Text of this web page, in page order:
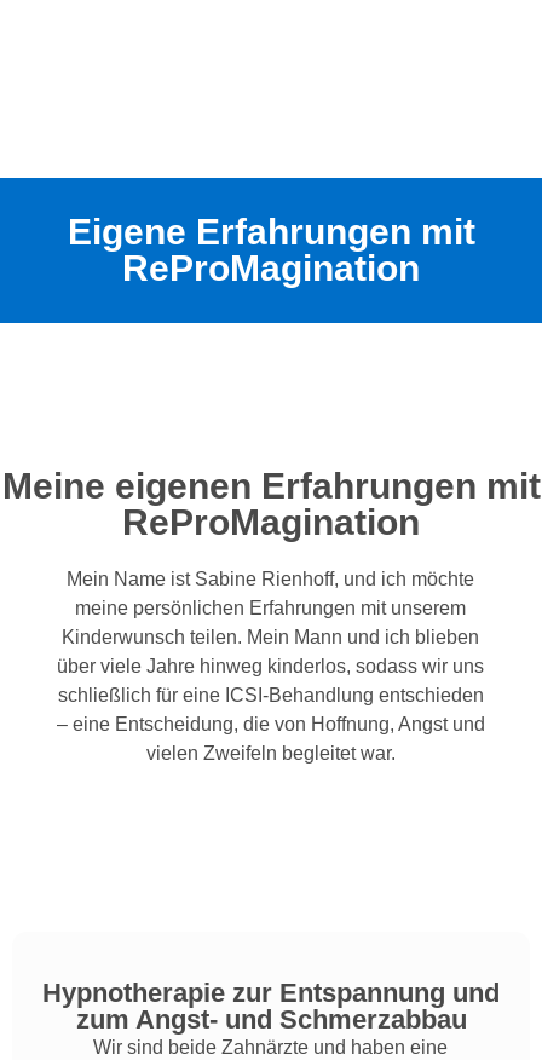
Eigene Erfahrungen mit
ReProMagination
Meine eigenen Erfahrungen mit
ReProMagination
Mein Name ist Sabine Rienhoff, und ich möchte
meine persönlichen Erfahrungen mit unserem
Kinderwunsch teilen. Mein Mann und ich blieben
über viele Jahre hinweg kinderlos, sodass wir uns
schließlich für eine ICSI‑Behandlung entschieden
– eine Entscheidung, die von Hoffnung, Angst und
vielen Zweifeln begleitet war.
Hypnotherapie zur Entspannung und
zum Angst- und Schmerzabbau
Wir sind beide Zahnärzte und haben eine